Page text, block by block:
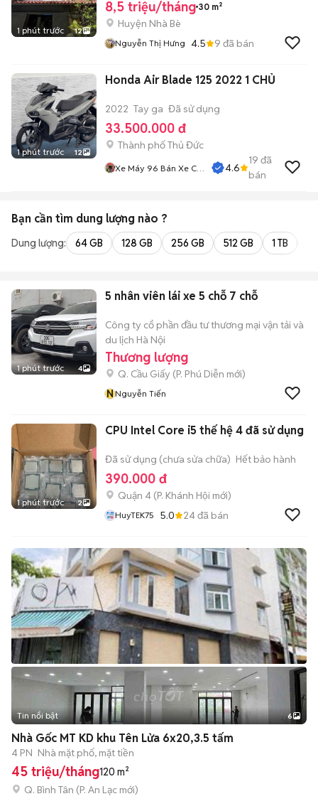
1 phút trước 12
8,5 triệu/tháng 30 m²
Huyện Nhà Bè
Nguyễn Thị Hưng 4.5 9 đã bán
1 phút trước 12
Honda Air Blade 125 2022 1 CHỦ
2022 Tay ga Đã sử dụng
33.500.000 đ
Thành phố Thủ Đức
Xe Máy 96 Bán Xe Cũ
4.6
19 đã
bán
Bạn cần tìm dung lượng nào ?
Dung lượng: 64 GB 128 GB 256 GB 512 GB 1 TB
1 phút trước 4
5 nhân viên lái xe 5 chỗ 7 chỗ
Công ty cổ phần đầu tư thương mại vận tải và
du lịch Hà Nội
Thương lượng
Q. Cầu Giấy (P. Phú Diễn mới)
NNguyễn Tiến
1 phút trước 2
CPU Intel Core i5 thế hệ 4 đã sử dụng
Đã sử dụng (chưa sửa chữa) Hết bảo hành
390.000 đ
Quận 4 (P. Khánh Hội mới)
HuyTEK75 5.0 24đã bán
+2
Tin nổi bật 6
Nhà Gốc MT KD khu Tên Lửa 6x20,3.5 tấm
4 PN Nhà mặt phố, mặt tiền
45 triệu/tháng120 m²
Q. Bình Tân (P. An Lạc mới)